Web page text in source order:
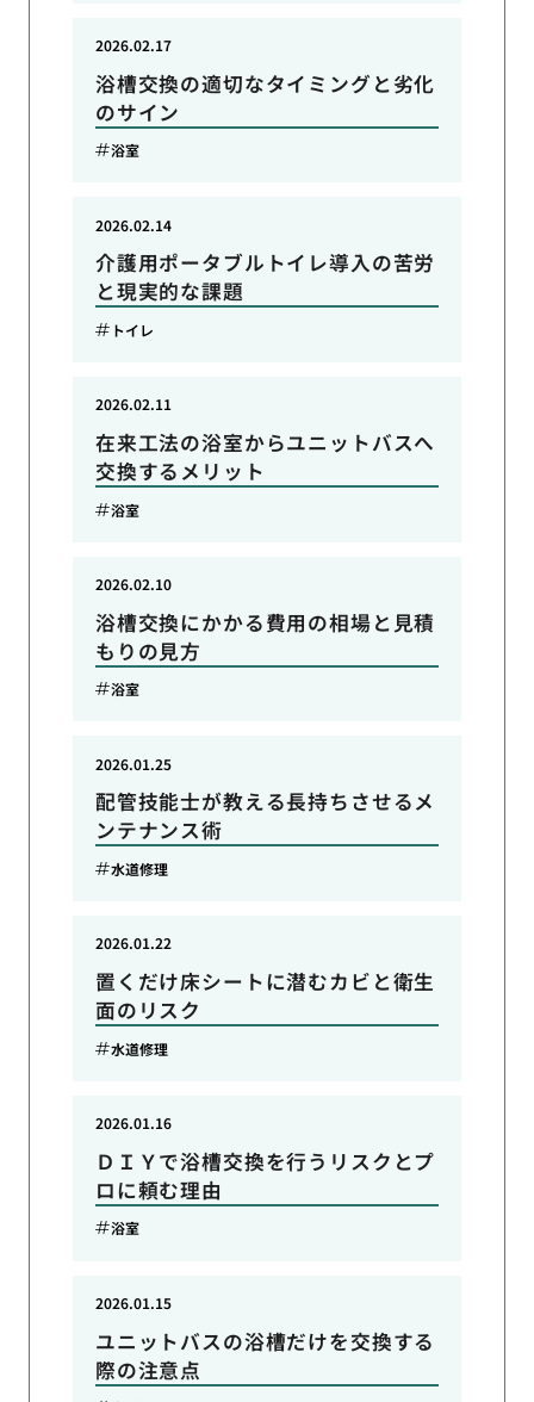
浴槽交換の適切なタイミングと劣化
のサイン
2026.02.17
浴室
介護用ポータブルトイレ導入の苦労
と現実的な課題
2026.02.14
トイレ
在来工法の浴室からユニットバスへ
交換するメリット
2026.02.11
浴室
浴槽交換にかかる費用の相場と見積
もりの見方
2026.02.10
浴室
配管技能士が教える長持ちさせるメ
ンテナンス術
2026.01.25
水道修理
置くだけ床シートに潜むカビと衛生
面のリスク
2026.01.22
水道修理
ＤＩＹで浴槽交換を行うリスクとプ
ロに頼む理由
2026.01.16
浴室
ユニットバスの浴槽だけを交換する
際の注意点
2026.01.15